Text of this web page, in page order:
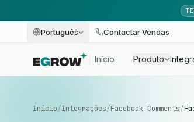
Português Contactar Vendas
Início Produto
Início/Integrações/Facebook Comments/